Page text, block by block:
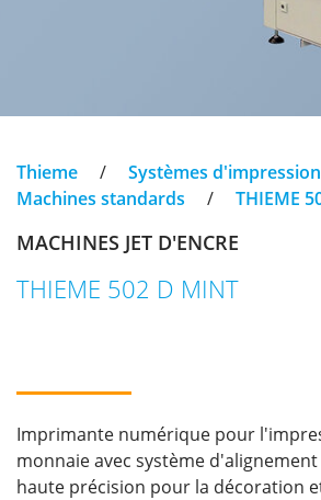
Thieme / Systèmes d'impression
Machines standards
/ THIEME
MACHINES JET D'ENCRE
THIEME 502 D MINT
Imprimante numérique pour
monnaie avec système
haute précision pour la décoration